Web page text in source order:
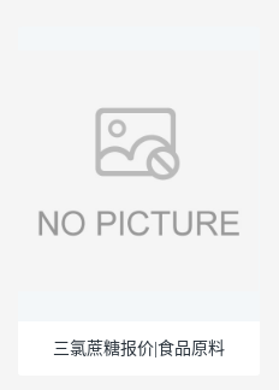
三氯蔗糖报价|食品原料